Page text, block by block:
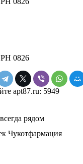
0826
apt87.ru: 5949
рядом
Чукотфармация